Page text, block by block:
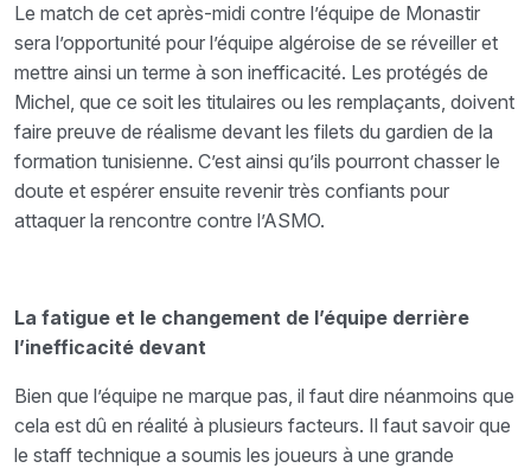
Le match de cet après-midi contre l’équipe de Monastir
sera l’opportunité pour l’équipe algéroise de se réveiller et
mettre ainsi un terme à son inefficacité. Les protégés de
Michel, que ce soit les titulaires ou les remplaçants, doivent
faire preuve de réalisme devant les filets du gardien de la
formation tunisienne. C’est ainsi qu’ils pourront chasser le
doute et espérer ensuite revenir très confiants pour
attaquer la rencontre contre l’ASMO.
La fatigue et le changement de l’équipe derrière
l’inefficacité devant
Bien que l’équipe ne marque pas, il faut dire néanmoins que
cela est dû en réalité à plusieurs facteurs. Il faut savoir que
le staff technique a soumis les joueurs à une grande